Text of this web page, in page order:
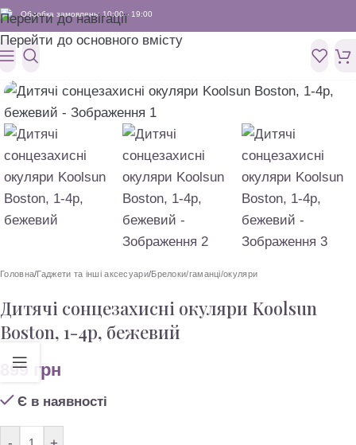
Перейти до навігації
Перейти до основного вмісту
Обробка замовлень: 10:00 - 19:00
Головна/Гаджети та інші аксесуари/Брелоки/гаманці/окуляри
Дитячі сонцезахисні окуляри Koolsun
Boston, 1-4р, бежевий
899 грн
Є в наявності